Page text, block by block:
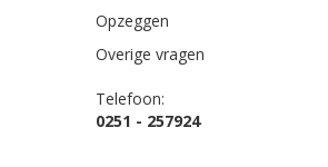
Opzeggen
Overige vragen
Telefoon:
0251 - 257924